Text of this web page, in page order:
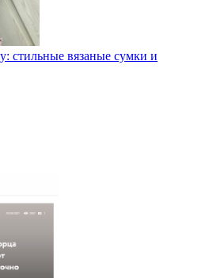
стильные вязаные сумки и